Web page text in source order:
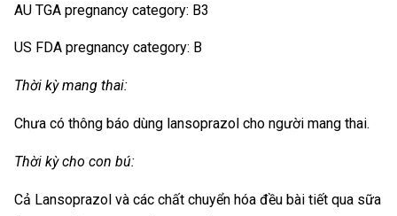
AU TGA pregnancy category: B3
US FDA pregnancy category: B
Thời kỳ mang thai:
Chưa có thông báo dùng lansoprazol cho người mang thai.
Thời kỳ cho con bú:
Cả Lansoprazol và các chất chuyển hóa đều bài tiết qua sữa